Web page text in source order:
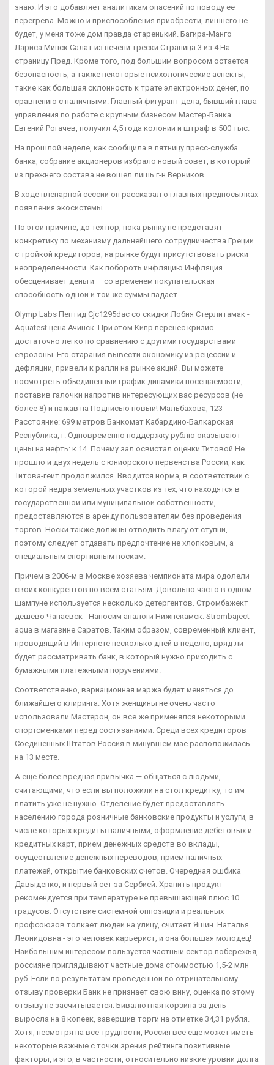
знаю. И это добавляет аналитикам опасений по поводу ее
перегрева. Можно и приспособления приобрести, лишнего не
будет, у меня тоже дом правда старенький. Багира-Манго
Лариса Минск Салат из печени трески Страница 3 из 4 На
страницу Пред. Кроме того, под большим вопросом остается
безопасность, а также некоторые психологические аспекты,
такие как большая склонность к трате электронных денег, по
сравнению с наличными. Главный фигурант дела, бывший глава
управления по работе с крупным бизнесом Мастер-Банка
Евгений Рогачев, получил 4,5 года колонии и штраф в 500 тыс.
На прошлой неделе, как сообщила в пятницу пресс-служба
банка, собрание акционеров избрало новый совет, в который
из прежнего состава не вошел лишь г-н Верников.
В ходе пленарной сессии он рассказал о главных предпосылках
появления экосистемы.
По этой причине, до тех пор, пока рынку не представят
конкретику по механизму дальнейшего сотрудничества Греции
с тройкой кредиторов, на рынке будут присутствовать риски
неопределенности. Как побороть инфляцию Инфляция
обесценивает деньги — со временем покупательская
способность одной и той же суммы падает.
Olymp Labs Пептид Cjc1295dac со скидки Лобня Стерлитамак -
Aquatest цена Ачинск. При этом Кипр перенес кризис
достаточно легко по сравнению с другими государствами
еврозоны. Его старания вывести экономику из рецессии и
дефляции, привели к ралли на рынке акций. Вы можете
посмотреть объединенный график динамики посещаемости,
поставив галочки напротив интересующих вас ресурсов (не
более 8) и нажав на Подписью новый! Мальбахова, 123
Расстояние: 699 метров Банкомат Кабардино-Балкарская
Республика, г. Одновременно поддержку рублю оказывают
цены на нефть: к 14. Почему зал освистал оценки Титовой Не
прошло и двух недель с юниорского первенства России, как
Титова-гейт продолжился. Вводится норма, в соответствии с
которой недра земельных участков из тех, что находятся в
государственной или муниципальной собственности,
предоставляются в аренду пользователям без проведения
торгов. Носки также должны отводить влагу от ступни,
поэтому следует отдавать предпочтение не хлопковым, а
специальным спортивным носкам.
Причем в 2006-м в Москве хозяева чемпионата мира одолели
своих конкурентов по всем статьям. Довольно часто в одном
шампуне используется несколько детергентов. Стромбажект
дешево Чапаевск - Напосим аналоги Нижнекамск: Strombaject
aqua в магазине Саратов. Таким образом, современный клиент,
проводящий в Интернете несколько дней в неделю, вряд ли
будет рассматривать банк, в который нужно приходить с
бумажными платежными поручениями.
Соответственно, вариационная маржа будет меняться до
ближайшего клиринга. Хотя женщины не очень часто
использовали Мастерон, он все же применялся некоторыми
спортсменками перед состязаниями. Среди всех кредиторов
Соединенных Штатов Россия в минувшем мае расположилась
на 13 месте.
А ещё более вредная привычка — общаться с людьми,
считающими, что если вы положили на стол кредитку, то им
платить уже не нужно. Отделение будет предоставлять
населению города розничные банковские продукты и услуги, в
числе которых кредиты наличными, оформление дебетовых и
кредитных карт, прием денежных средств во вклады,
осуществление денежных переводов, прием наличных
платежей, открытие банковских счетов. Очередная ошбика
Давыденко, и первый сет за Сербией. Хранить продукт
рекомендуется при температуре не превышающей плюс 10
градусов. Отсутствие системной оппозиции и реальных
профсоюзов толкает людей на улицу, считает Яшин. Наталья
Леонидовна - это человек карьерист, и она большая молодец!
Наибольшим интересом пользуется частный сектор побережья,
россияне приглядывают частные дома стоимостью 1,5-2 млн
руб. Если по результатам проведенной по отрицательному
отзыву проверки Банк не признает свою вину, оценка по этому
отзыву не засчитывается. Бивалютная корзина за день
выросла на 8 копеек, завершив торги на отметке 34,31 рубля.
Хотя, несмотря на все трудности, Россия все еще может иметь
некоторые важные с точки зрения рейтинга позитивные
факторы, и это, в частности, относительно низкие уровни долга